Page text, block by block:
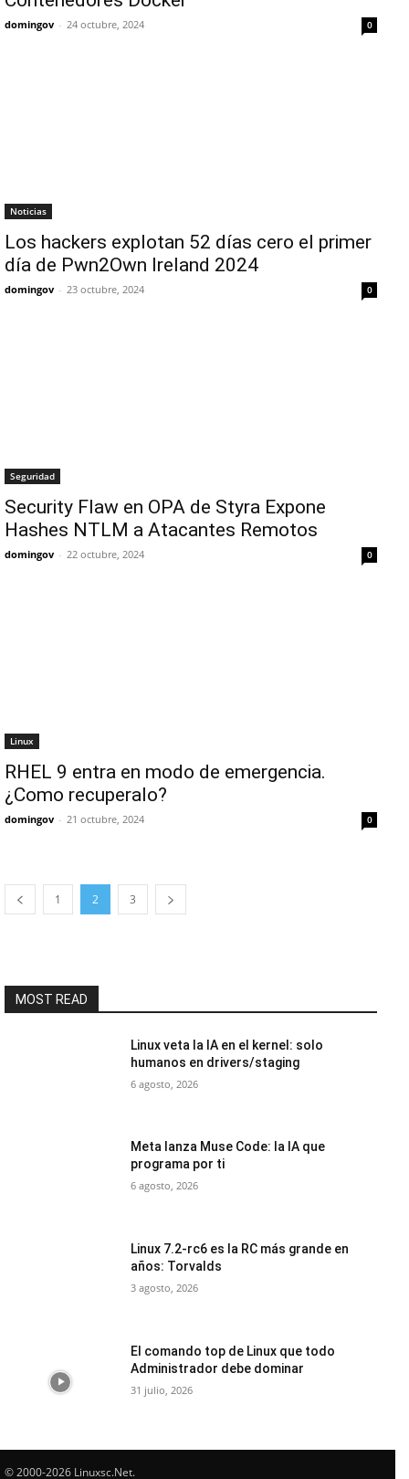
domingov - 24 octubre, 2024 0
Noticias
Los hackers explotan 52 días cero el primer
día de Pwn2Own Ireland 2024
domingov - 23 octubre, 2024 0
Seguridad
Security Flaw en OPA de Styra Expone
Hashes NTLM a Atacantes Remotos
domingov - 22 octubre, 2024 0
Linux
RHEL 9 entra en modo de emergencia.
¿Como recuperalo?
domingov - 21 octubre, 2024 0
1 2 3
MOST READ
Linux veta la IA en el kernel: solo
humanos en drivers/staging
6 agosto, 2026
Meta lanza Muse Code: la IA que
programa por ti
6 agosto, 2026
Linux 7.2-rc6 es la RC más grande en
años: Torvalds
3 agosto, 2026
El comando top de Linux que todo
Administrador debe dominar
31 julio, 2026
© 2000-2026 Linuxsc.Net.